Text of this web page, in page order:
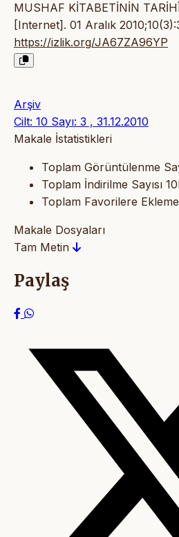
MUSHAF KİTABETİNİN
[Internet]. 01 Aralık
https://izlik.org/JA67ZA96YP
Arşiv
Cilt: 10 Sayı: 3 , 31.12.2010
Makale İstatistikleri
Toplam Görüntülenme
Toplam İndirilme Sayısı
Toplam Favorilere Ekleme
Makale Dosyaları
Tam Metin
Paylaş